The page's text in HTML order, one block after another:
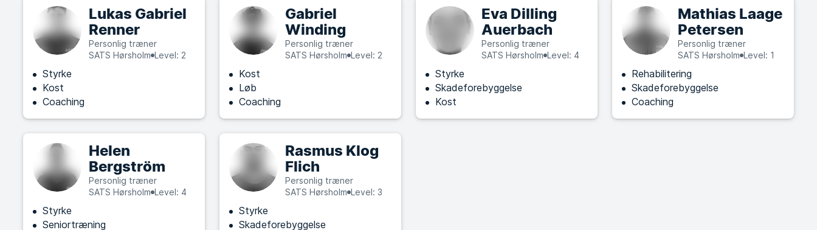
Lukas Gabriel
Renner
Personlig træner
SATS Hørsholm Level: 2
Styrke
Kost
Coaching
Gabriel
Winding
Personlig træner
SATS Hørsholm Level: 2
Kost
Løb
Coaching
Eva Dilling
Auerbach
Personlig træner
SATS Hørsholm Level: 4
Styrke
Skadeforebyggelse
Kost
Mathias Laage
Petersen
Personlig træner
SATS Hørsholm Level: 1
Rehabilitering
Skadeforebyggelse
Coaching
Helen
Bergström
Personlig træner
SATS Hørsholm Level: 4
Styrke
Seniortræning
Rasmus Klog
Flich
Personlig træner
SATS Hørsholm Level: 3
Styrke
Skadeforebyggelse